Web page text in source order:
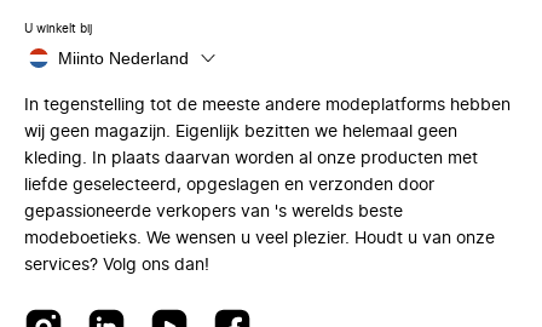
U winkelt bij
Miinto Nederland
In tegenstelling tot de meeste andere modeplatforms hebben
wij geen magazijn. Eigenlijk bezitten we helemaal geen
kleding. In plaats daarvan worden al onze producten met
liefde geselecteerd, opgeslagen en verzonden door
gepassioneerde verkopers van 's werelds beste
modeboetieks. We wensen u veel plezier. Houdt u van onze
services? Volg ons dan!